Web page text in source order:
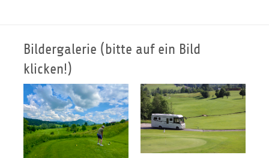
Bildergalerie (bitte auf ein Bild
klicken!)